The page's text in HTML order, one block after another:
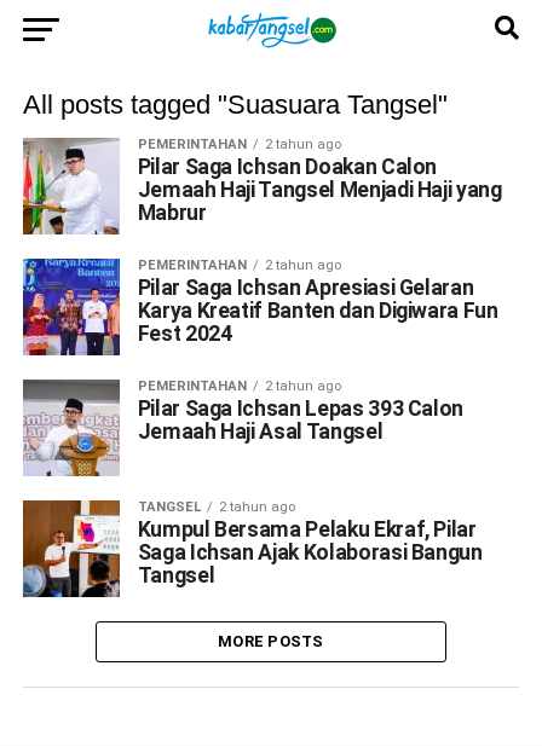
All posts tagged "Suasuara Tangsel"
PEMERINTAHAN 2 tahun ago
Pilar Saga Ichsan Doakan Calon
Jemaah Haji Tangsel Menjadi Haji yang
Mabrur
PEMERINTAHAN 2 tahun ago
Pilar Saga Ichsan Apresiasi Gelaran
Karya Kreatif Banten dan Digiwara Fun
Fest 2024
PEMERINTAHAN 2 tahun ago
Pilar Saga Ichsan Lepas 393 Calon
Jemaah Haji Asal Tangsel
TANGSEL 2 tahun ago
Kumpul Bersama Pelaku Ekraf, Pilar
Saga Ichsan Ajak Kolaborasi Bangun
Tangsel
MORE POSTS